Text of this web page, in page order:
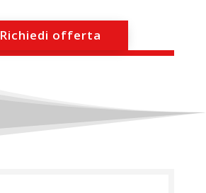
Richiedi offerta